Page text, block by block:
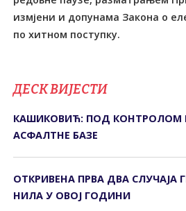
измјени и допунама Закона о
по хитном поступку.
ДЕСК ВИЈЕСТИ
КАШИКОВИЋ: ПОД КОНТРОЛОМ
АСФАЛТНЕ БАЗЕ
ОТКРИВЕНА ПРВА ДВА СЛУЧАЈА
НИЛА У ОВОЈ ГОДИНИ